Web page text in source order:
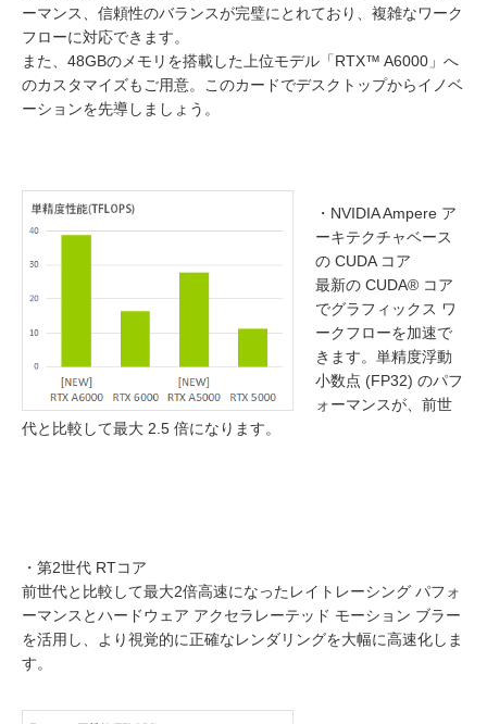
ーマンス、信頼性のバランスが完璧にとれており、複雑なワーク
フローに対応できます。
また、48GBのメモリを搭載した上位モデル「RTX™ A6000」へ
のカスタマイズもご用意。このカードでデスクトップからイノベ
ーションを先導しましょう。
・NVIDIA Ampere ア
ーキテクチャベース
の CUDA コア
最新の CUDA® コア
でグラフィックス ワ
ークフローを加速で
きます。単精度浮動
小数点 (FP32) のパフ
ォーマンスが、前世
代と比較して最大 2.5 倍になります。
・第2世代 RTコア
前世代と比較して最大2倍高速になったレイトレーシング パフォ
ーマンスとハードウェア アクセラレーテッド モーション ブラー
を活用し、より視覚的に正確なレンダリングを大幅に高速化しま
す。